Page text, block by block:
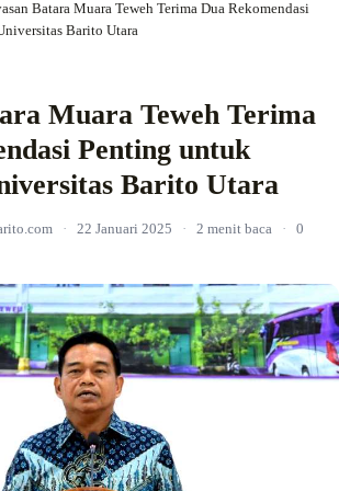
Batara Muara Teweh Terima Dua Rekomendasi
Barito Utara
Muara Teweh Terima
Penting untuk
Barito Utara
· 22 Januari 2025 · 2 menit baca ·
0